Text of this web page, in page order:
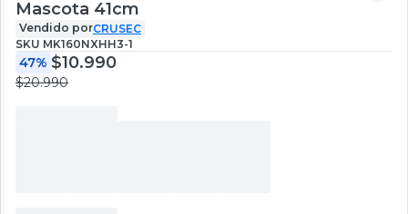
Mascota 41cm
Vendido porCRUSEC
SKU MK160NXHH3-1
47% $10.990
$20.990